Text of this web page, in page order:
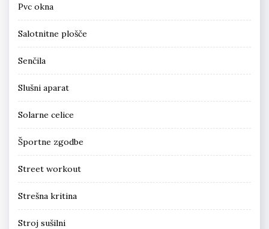
Pvc okna
Salotnitne plošče
Senčila
Slušni aparat
Solarne celice
Športne zgodbe
Street workout
Strešna kritina
Stroj sušilni